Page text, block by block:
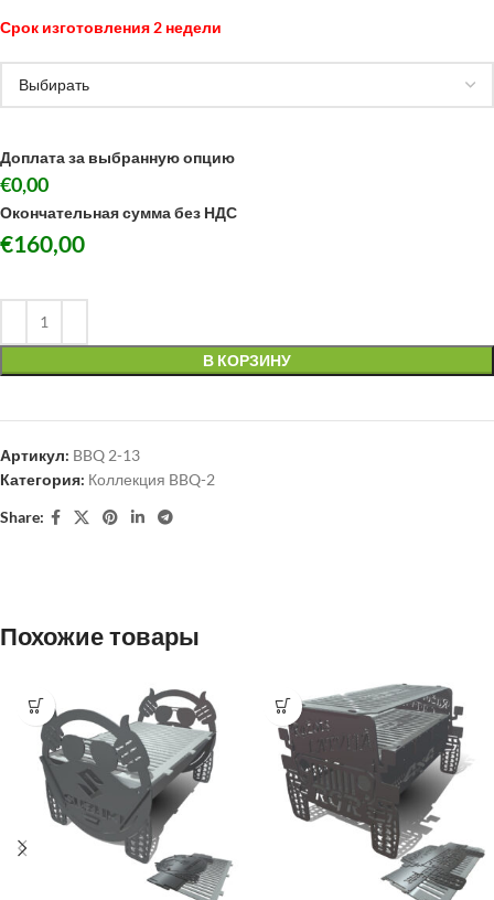
Срок изготовления 2 недели
Доплата за выбранную опцию
€0,00
Окончательная сумма без НДС
€160,00
В КОРЗИНУ
Артикул: BBQ 2-13
Категория: Коллекция BBQ-2
Share:
Похожие товары